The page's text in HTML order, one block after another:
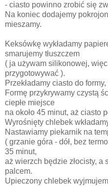
- ciasto powinno zrobić się
Na koniec dodajemy
mieszamy.
Keksówkę wykładamy
smarujemy tłuszczem
( ja używam silikonowej,
przygotowywać ).
Przekładamy ciasto do
Formę przykrywamy czystą
ciepłe miejsce
na około 45 minut, aż ciasto
Wyrośnięty chlebek
Nastawiamy piekarnik na
( grzanie góra - dół, bez
35 minut,
aż wierzch będzie złocisty, a
palcem.
Upieczony chlebek